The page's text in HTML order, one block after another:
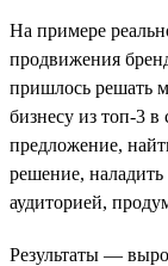
На примере
продвижения
пришлось решать
бизнесу из топ-3 в
предложение,
решение,
аудиторией,
Результаты —